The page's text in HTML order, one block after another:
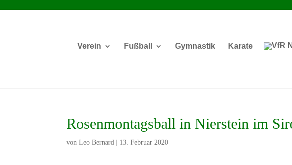
Verein Fußball Gymnastik Karate
Rosenmontagsball in Nierstein im
vonLeo Bernard 13. Februar 2020